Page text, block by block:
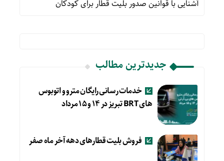
آشنایی با قوانین صدور بلیت قطار برای کودکان
جدیدترین مطالب
خدمات رسانی رایگان مترو و اتوبوس
های BRT تبریز در ۱۴ و ۱۵ مرداد
فروش بلیت قطارهای دهه آخر ماه صفر